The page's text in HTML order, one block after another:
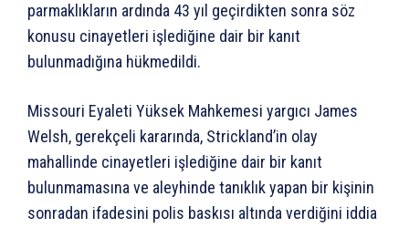
parmaklıkların ardında 43 yıl geçirdikten sonra söz
konusu cinayetleri işlediğine dair bir kanıt
bulunmadığına hükmedildi.
Missouri Eyaleti Yüksek Mahkemesi yargıcı James
Welsh, gerekçeli kararında, Strickland’in olay
mahallinde cinayetleri işlediğine dair bir kanıt
bulunmamasına ve aleyhinde tanıklık yapan bir kişinin
sonradan ifadesini polis baskısı altında verdiğini iddia